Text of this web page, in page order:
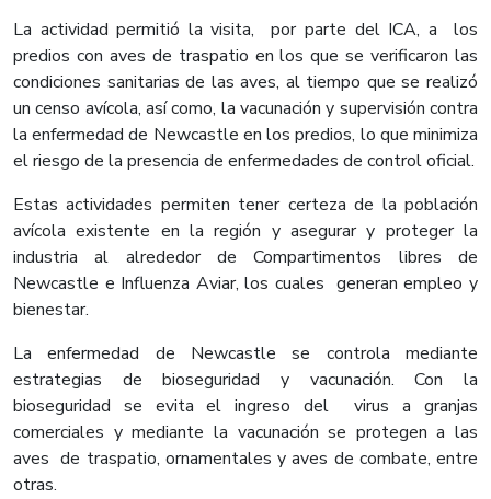
La actividad permitió la visita, por parte del ICA, a los
predios con aves de traspatio en los que se verificaron las
condiciones sanitarias de las aves, al tiempo que se realizó
un censo avícola, así como, la vacunación y supervisión contra
la enfermedad de Newcastle en los predios, lo que minimiza
el riesgo de la presencia de enfermedades de control oficial.
Estas actividades permiten tener certeza de la población
avícola existente en la región y asegurar y proteger la
industria al alrededor de Compartimentos libres de
Newcastle e Influenza Aviar, los cuales generan empleo y
bienestar.
La enfermedad de Newcastle se controla mediante
estrategias de bioseguridad y vacunación. Con la
bioseguridad se evita el ingreso del virus a granjas
comerciales y mediante la vacunación se protegen a las
aves de traspatio, ornamentales y aves de combate, entre
otras.​